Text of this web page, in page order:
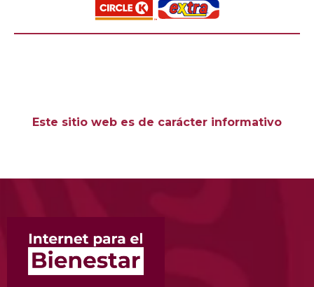
Este sitio web es de carácter informativo